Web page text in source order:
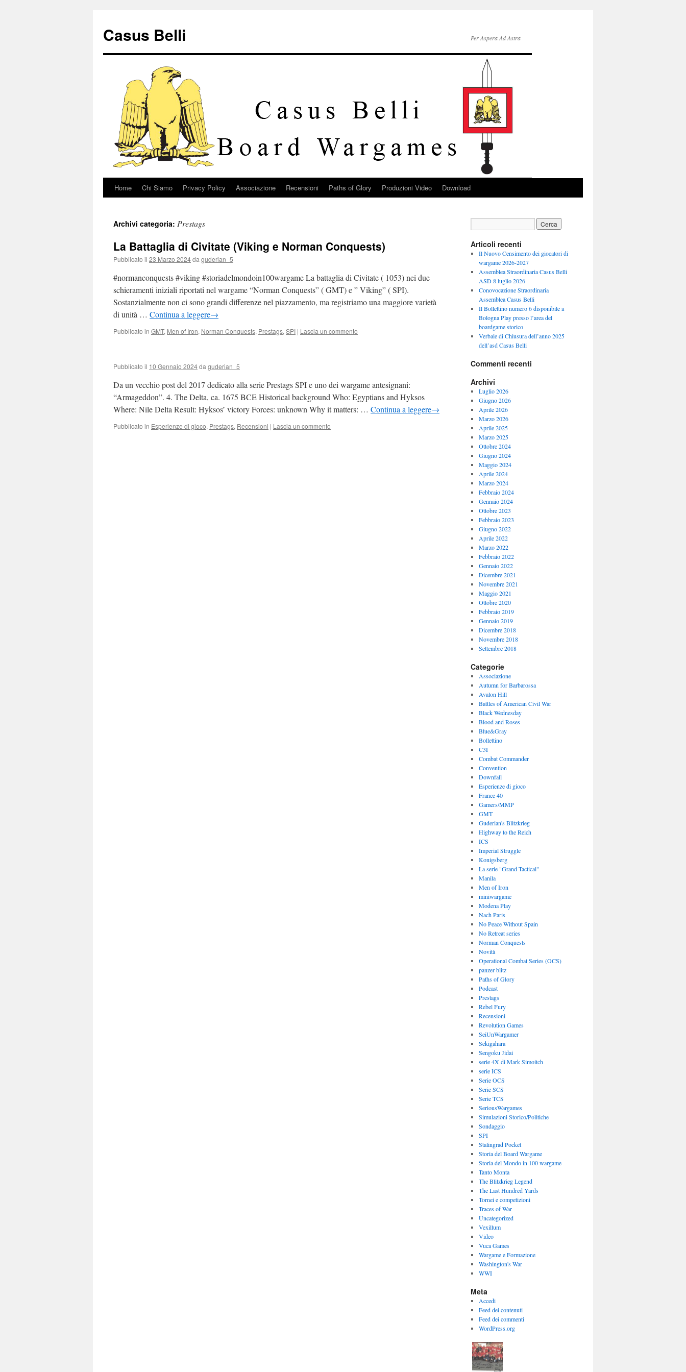
contenuto
Casus Belli Per Aspera Ad Astra
Home Chi Siamo Privacy Policy Associazione Recensioni Paths of Glory Produzioni Video Download
Archivi categoria: Prestags
La Battaglia di Civitate (Viking e Norman Conquests)
Pubblicato il 23 Marzo 2024da guderian_5
#normanconquests #viking #storiadelmondoin100wargame La battaglia di Civitate ( 1053) nei due
schieramenti iniziali riportati nel wargame “Norman Conquests” ( GMT) e ” Viking” ( SPI).
Sostanzialmente non ci sono grandi differenze nel piazzamento, ma registriamo una maggiore varietà
di unità … Continua a leggere→
Pubblicato in GMT, Men of Iron, Norman Conquests, Prestags, SPI | Lascia un commento
Pubblicato il 10 Gennaio 2024da guderian_5
Da un vecchio post del 2017 dedicato alla serie Prestags SPI e uno dei wargame antesignani:
“Armageddon”. 4. The Delta, ca. 1675 BCE Historical background Who: Egyptians and Hyksos
Where: Nile Delta Result: Hyksos’ victory Forces: unknown Why it matters: … Continua a leggere→
Pubblicato in Esperienze di gioco, Prestags, Recensioni | Lascia un commento
Articoli recenti
Il Nuovo Censimento dei giocatori di
wargame 2026-2027
Assemblea Straordinaria Casus Belli
ASD 8 luglio 2026
Conovocazione Straordinaria
Assemblea Casus Belli
Il Bollettino numero 6 disponibile a
Bologna Play presso l’area del
boardgame storico
Verbale di Chiusura dell’anno 2025
dell’asd Casus Belli
Commenti recenti
Archivi
Luglio 2026
Giugno 2026
Aprile 2026
Marzo 2026
Aprile 2025
Marzo 2025
Ottobre 2024
Giugno 2024
Maggio 2024
Aprile 2024
Marzo 2024
Febbraio 2024
Gennaio 2024
Ottobre 2023
Febbraio 2023
Giugno 2022
Aprile 2022
Marzo 2022
Febbraio 2022
Gennaio 2022
Dicembre 2021
Novembre 2021
Maggio 2021
Ottobre 2020
Febbraio 2019
Gennaio 2019
Dicembre 2018
Novembre 2018
Settembre 2018
Categorie
Associazione
Autumn for Barbarossa
Avalon Hill
Battles of American Civil War
Black Wednesday
Blood and Roses
Blue&Gray
Bollettino
C3I
Combat Commander
Convention
Downfall
Esperienze di gioco
France 40
Gamers/MMP
GMT
Guderian's Blitzkrieg
Highway to the Reich
ICS
Imperial Struggle
Konigsberg
La serie "Grand Tactical"
Manila
Men of Iron
miniwargame
Modena Play
Nach Paris
No Peace Without Spain
No Retreat series
Norman Conquests
Novità
Operational Combat Series (OCS)
panzer blitz
Paths of Glory
Podcast
Prestags
Rebel Fury
Recensioni
Revolution Games
SeiUnWargamer
Sekigahara
Sengoku Jidai
serie 4X di Mark Simoitch
serie ICS
Serie OCS
Serie SCS
Serie TCS
SeriousWargames
Simulazioni Storico/Politiche
Sondaggio
SPI
Stalingrad Pocket
Storia del Board Wargame
Storia del Mondo in 100 wargame
Tanto Monta
The Blitzkrieg Legend
The Last Hundred Yards
Tornei e competizioni
Traces of War
Uncategorized
Vexillum
Video
Vuca Games
Wargame e Formazione
Washington's War
WWI
Meta
Accedi
Feed dei contenuti
Feed dei commenti
WordPress.org